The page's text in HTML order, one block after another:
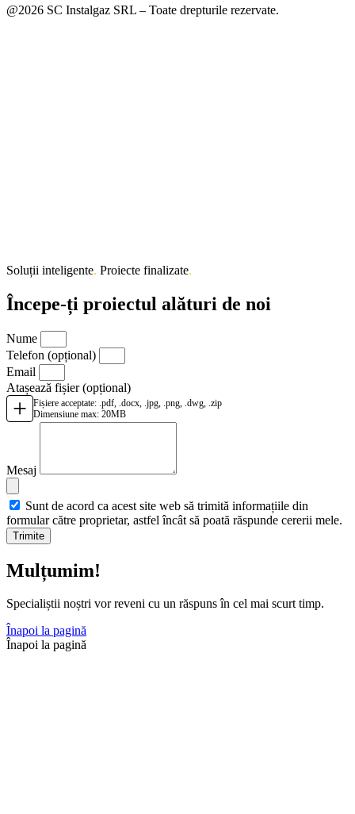
@2026 SC Instalgaz SRL – Toate drepturile rezervate.
Soluții inteligente. Proiecte finalizate.
Începe-ți proiectul alături de noi
Nume
Telefon (opțional)
Email
Atașează fișier(opțional)
+
Fișiere acceptate: .pdf, .docx, .jpg, .png, .dwg, .zip
Dimensiune max: 20MB
Mesaj
Sunt de acord ca acest site web să trimită informațiile din
formular către proprietar, astfel încât să poată răspunde cererii mele.
Trimite
Mulțumim!
Specialiștii noștri vor reveni cu un răspuns în cel mai scurt timp.
Înapoi la pagină
Înapoi la pagină